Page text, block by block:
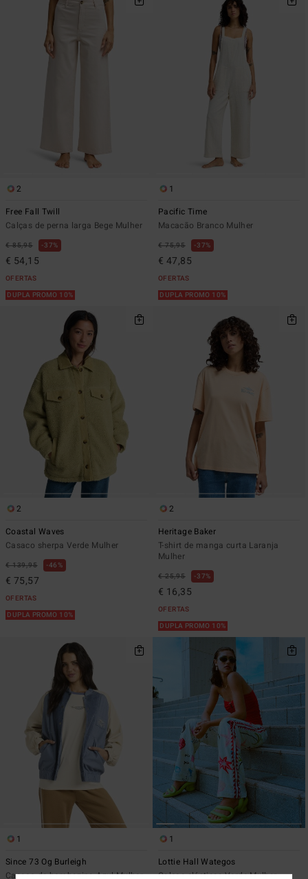
2
Free Fall Twill
Calças de perna larga Bege Mulher
€ 85,95 37%
€ 54,15
OFERTAS
DUPLA PROMO 10%
1
Pacific Time
Macacão Branco Mulher
€ 75,95 37%
€ 47,85
OFERTAS
DUPLA PROMO 10%
2
Coastal Waves
Casaco sherpa Verde Mulher
€ 139,95 46%
€ 75,57
OFERTAS
DUPLA PROMO 10%
2
Heritage Baker
T-shirt de manga curta Laranja
Mulher
€ 25,95 37%
€ 16,35
OFERTAS
DUPLA PROMO 10%
1
Since 73 Og Burleigh
Casaco de bombazina Azul Mulher
1
Lottie Hall Wategos
Calças elásticas Verde Mulher